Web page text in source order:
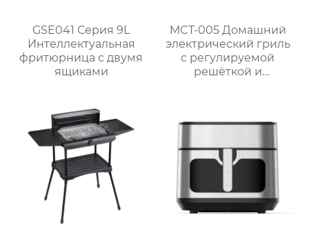
GSE041 Серия 9L
Интеллектуальная
фритюрница с двумя
ящиками
MCT-005 Домашний
электрический гриль
с регулируемой
решёткой и